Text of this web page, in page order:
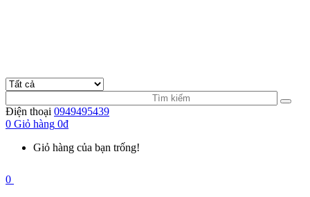
Điện thoại 0949495439
0 Giỏ hàng 0đ
Giỏ hàng của bạn trống!
0